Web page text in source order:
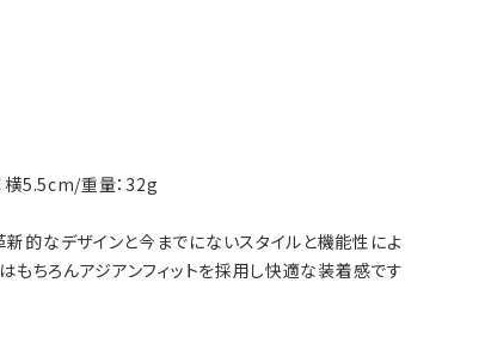
横5.5cm/重量：32g
的なデザインと今までにないスタイルと機能性によ
もちろんアジアンフィットを採用し快適な装着感です